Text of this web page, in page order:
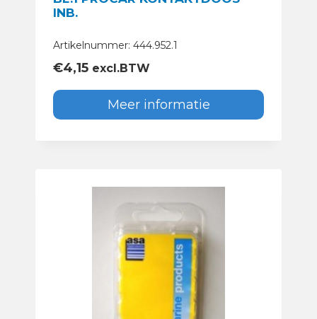
INB.
Artikelnummer: 444.952.1
€4,15 excl.BTW
Meer informatie